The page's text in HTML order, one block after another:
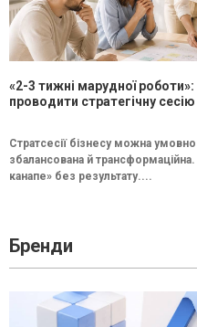
«2-3 тижні марудної
проводити стратегічну сесію
Стратсесії бізнесу можна
збалансована й
канапе» без результату....
Бренди